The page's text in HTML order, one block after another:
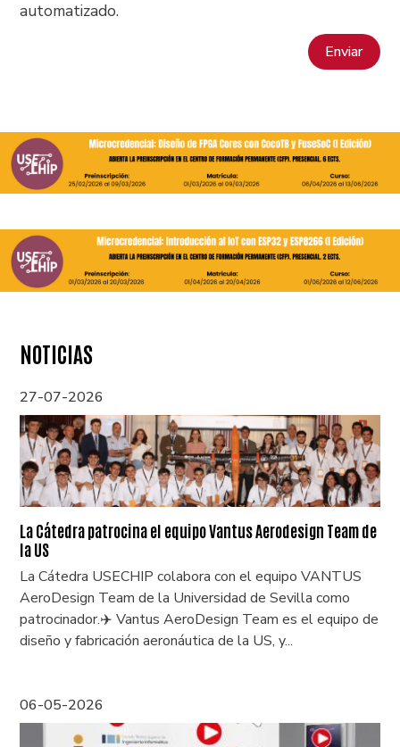
automatizado.
NOTICIAS
27-07-2026
La Cátedra patrocina el equipo Vantus Aerodesign Team de
la US
La Cátedra USECHIP colabora con el equipo VANTUS
AeroDesign Team de la Universidad de Sevilla como
patrocinador.✈️ Vantus AeroDesign Team es el equipo de
diseño y fabricación aeronáutica de la US, y...
06-05-2026